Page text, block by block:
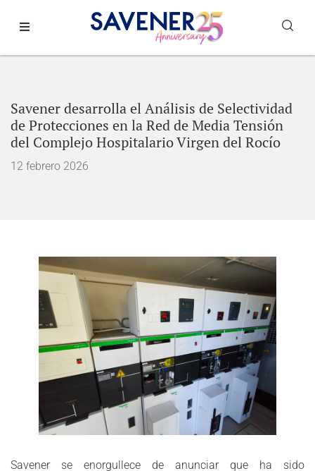
Savener desarrolla el Análisis de Selectividad
de Protecciones en la Red de Media Tensión
del Complejo Hospitalario Virgen del Rocío
12 febrero 2026
Savener se enorgullece de anunciar que ha sido